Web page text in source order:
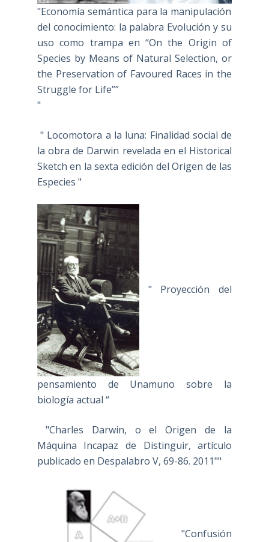
"Economía semántica para la manipulación
del conocimiento: la palabra Evolución y su
uso como trampa en “On the Origin of
Species by Means of Natural Selection, or
the Preservation of Favoured Races in the
Struggle for Life””
"
" Locomotora a la luna: Finalidad social de
la obra de Darwin revelada en el Historical
Sketch en la sexta edición del Origen de las
Especies "
" Proyección del
pensamiento de Unamuno sobre la
biología actual “
"Charles Darwin, o el Origen de la
Máquina Incapaz de Distinguir, artículo
publicado en Despalabro V, 69-86. 2011""
"Confusión